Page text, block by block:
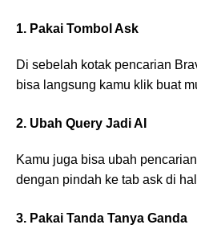
1. Pakai Tombol Ask
Di sebelah kotak pencarian
bisa langsung kamu klik buat
2. Ubah Query Jadi AI
Kamu juga bisa ubah
dengan pindah ke tab ask di
3. Pakai Tanda Tanya Ganda